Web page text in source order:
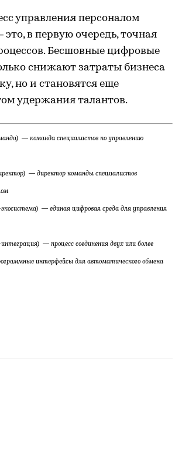
управления персоналом
в первую очередь, точная
Бесшовные цифровые
снижают затраты бизнеса
но и становятся еще
удержания талантов.
— команда специалистов по управлению
— директор команды специалистов
— единая цифровая среда для управления
— процесс соединения двух или более
интерфейсы для автоматического обмена